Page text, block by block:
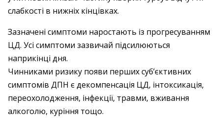
слабкості в нижніх кінцівках.
Зазначені симптоми наростають із прогресуванням
ЦД. Усі симптоми зазвичай підсилюються
наприкінці дня.
Чинниками ризику появи перших суб’єктивних
симп­томів ДПН є декомпенсація ЦД, інтоксикація,
переохолодження, інфекції, травми, вживання
алкоголю, куріння тощо.